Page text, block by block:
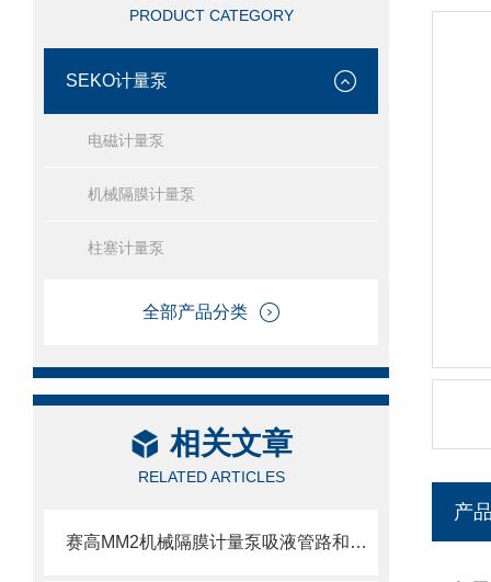
PRODUCT CATEGORY
SEKO计量泵
电磁计量泵
机械隔膜计量泵
柱塞计量泵
全部产品分类
相关文章
RELATED ARTICLES
赛高MM2机械隔膜计量泵吸液管路和排液管路安装注意事项
产